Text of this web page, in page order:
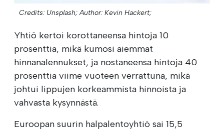
Credits: Unsplash; Author: Kevin Hackert;
Yhtiö kertoi korottaneensa hintoja 10
prosenttia, mikä kumosi aiemmat
hinnanalennukset, ja nostaneensa hintoja 40
prosenttia viime vuoteen verrattuna, mikä
johtui lippujen korkeammista hinnoista ja
vahvasta kysynnästä.
Euroopan suurin halpalentoyhtiö sai 15,5